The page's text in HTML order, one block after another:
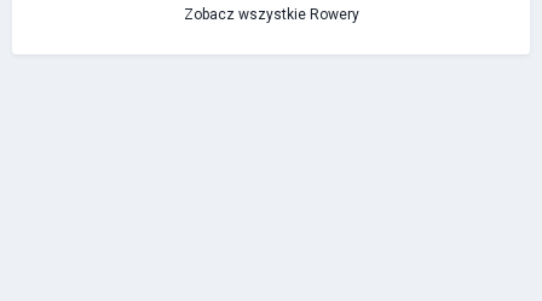
Zobacz wszystkie Rowery